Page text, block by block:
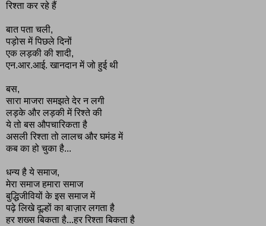
रिश्ता कर रहे हैं
बात पता चली,
पड़ोस में पिछले दिनों
एक लड़की की शादी,
एन.आर.आई. खानदान में जो हुई थी
बस,
सारा माजरा समझते देर न लगी
लड़के और लड़की में रिश्ते की
ये तो बस औपचारिकता है
असली रिश्ता तो लालच और घमंड में
कब का हो चुका है...
धन्य है ये समाज,
मेरा समाज हमारा समाज
बुद्धिजीवियों के इस समाज में
पढ़े लिखे दूल्हों का बाज़ार लगता है
हर शख्स बिकता है...हर रिश्ता बिकता है